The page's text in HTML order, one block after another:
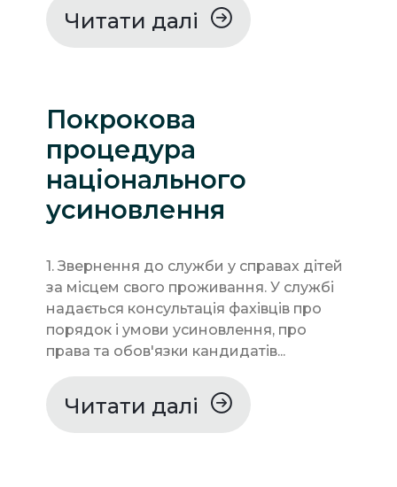
Читати далі
Покрокова
процедура
національного
усиновлення
1. Звернення до служби у справах дітей
за місцем свого проживання. У службі
надається консультація фахівців про
порядок і умови усиновлення, про
права та обов'язки кандидатів...
Читати далі